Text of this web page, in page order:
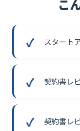
こ
スタート
契約書レ
契約書レ